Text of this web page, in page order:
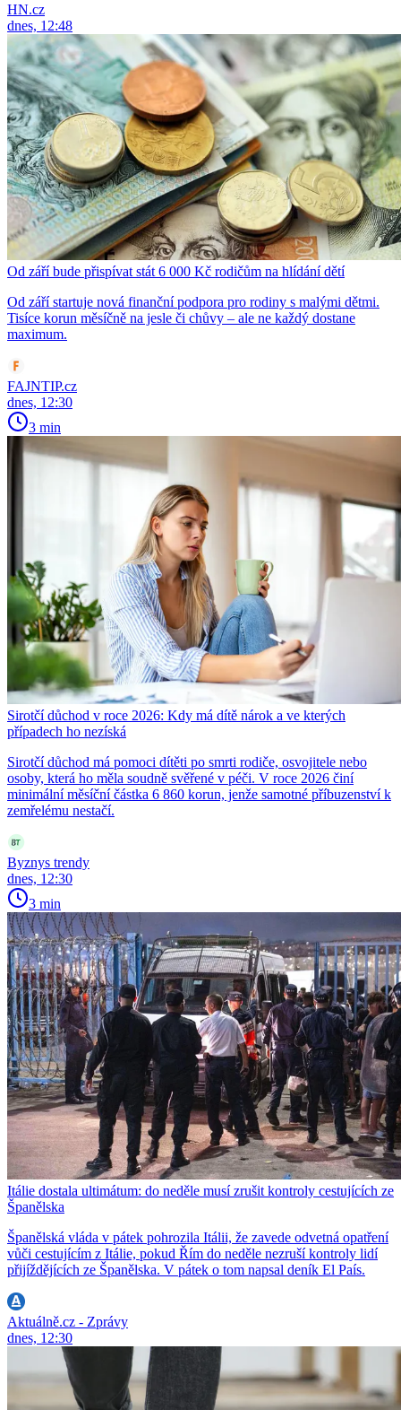
HN.cz
dnes, 12:48
Od září bude přispívat stát 6 000 Kč rodičům na hlídání dětí
Od září startuje nová finanční podpora pro rodiny s malými dětmi.
Tisíce korun měsíčně na jesle či chůvy – ale ne každý dostane
maximum.
FAJNTIP.cz
dnes, 12:30
3 min
Sirotčí důchod v roce 2026: Kdy má dítě nárok a ve kterých
případech ho nezíská
Sirotčí důchod má pomoci dítěti po smrti rodiče, osvojitele nebo
osoby, která ho měla soudně svěřené v péči. V roce 2026 činí
minimální měsíční částka 6 860 korun, jenže samotné příbuzenství k
zemřelému nestačí.
Byznys trendy
dnes, 12:30
3 min
Itálie dostala ultimátum: do neděle musí zrušit kontroly cestujících ze
Španělska
Španělská vláda v pátek pohrozila Itálii, že zavede odvetná opatření
vůči cestujícím z Itálie, pokud Řím do neděle nezruší kontroly lidí
přijíždějících ze Španělska. V pátek o tom napsal deník El País.
Aktuálně.cz - Zprávy
dnes, 12:30